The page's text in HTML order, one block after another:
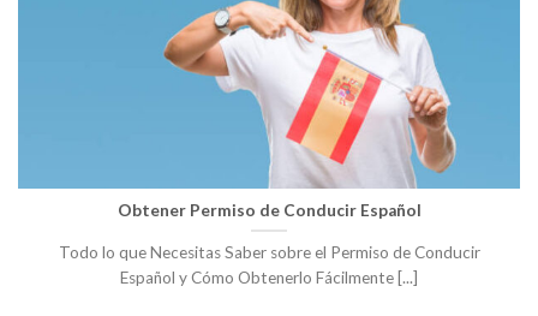
Obtener Permiso de Conducir Español
Todo lo que Necesitas Saber sobre el Permiso de Conducir
Español y Cómo Obtenerlo Fácilmente [...]